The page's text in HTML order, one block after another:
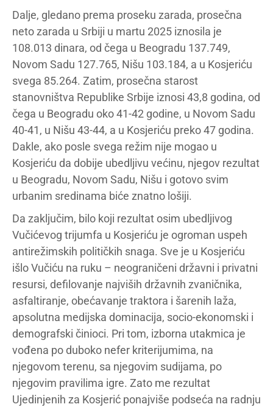
Dalje, gledano prema proseku zarada, prosečna
neto zarada u Srbiji u martu 2025 iznosila je
108.013 dinara, od čega u Beogradu 137.749,
Novom Sadu 127.765, Nišu 103.184, a u Kosjeriću
svega 85.264. Zatim, prosečna starost
stanovništva Republike Srbije iznosi 43,8 godina, od
čega u Beogradu oko 41-42 godine, u Novom Sadu
40-41, u Nišu 43-44, a u Kosjeriću preko 47 godina.
Dakle, ako posle svega režim nije mogao u
Kosjeriću da dobije ubedljivu većinu, njegov rezultat
u Beogradu, Novom Sadu, Nišu i gotovo svim
urbanim sredinama biće znatno lošiji.
Da zaključim, bilo koji rezultat osim ubedljivog
Vučićevog trijumfa u Kosjeriću je ogroman uspeh
antirežimskih političkih snaga. Sve je u Kosjeriću
išlo Vučiću na ruku – neograničeni državni i privatni
resursi, defilovanje najviših državnih zvaničnika,
asfaltiranje, obećavanje traktora i šarenih laža,
apsolutna medijska dominacija, socio-ekonomski i
demografski činioci. Pri tom, izborna utakmica je
vođena po duboko nefer kriterijumima, na
njegovom terenu, sa njegovim sudijama, po
njegovim pravilima igre. Zato me rezultat
Ujedinjenih za Kosjerić ponajviše podseća na radnju